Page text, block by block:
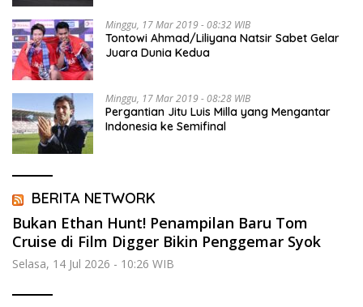
Minggu, 17 Mar 2019 - 08:32 WIB
Tontowi Ahmad/Liliyana Natsir Sabet Gelar
Juara Dunia Kedua
Minggu, 17 Mar 2019 - 08:28 WIB
Pergantian Jitu Luis Milla yang Mengantar
Indonesia ke Semifinal
BERITA NETWORK
Bukan Ethan Hunt! Penampilan Baru Tom
Cruise di Film Digger Bikin Penggemar Syok
Selasa, 14 Jul 2026 - 10:26 WIB